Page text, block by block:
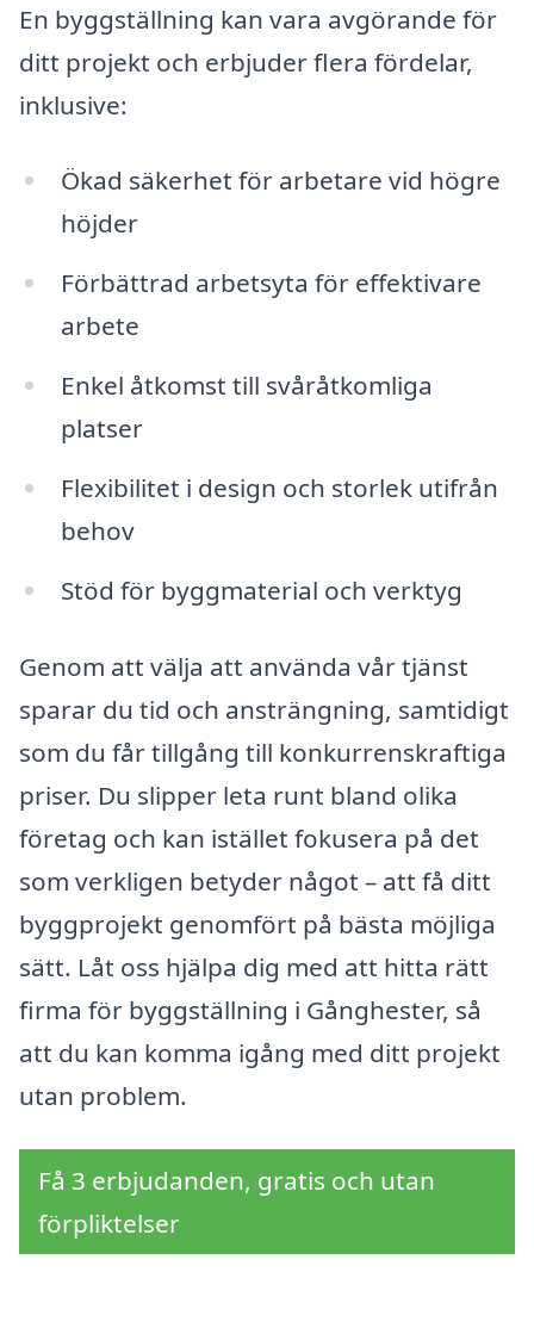
En byggställning kan vara avgörande för
ditt projekt och erbjuder flera fördelar,
inklusive:
Ökad säkerhet för arbetare vid högre
höjder
Förbättrad arbetsyta för effektivare
arbete
Enkel åtkomst till svåråtkomliga
platser
Flexibilitet i design och storlek utifrån
behov
Stöd för byggmaterial och verktyg
Genom att välja att använda vår tjänst
sparar du tid och ansträngning, samtidigt
som du får tillgång till konkurrenskraftiga
priser. Du slipper leta runt bland olika
företag och kan istället fokusera på det
som verkligen betyder något – att få ditt
byggprojekt genomfört på bästa möjliga
sätt. Låt oss hjälpa dig med att hitta rätt
firma för byggställning i Gånghester, så
att du kan komma igång med ditt projekt
utan problem.
Få 3 erbjudanden, gratis och utan
förpliktelser